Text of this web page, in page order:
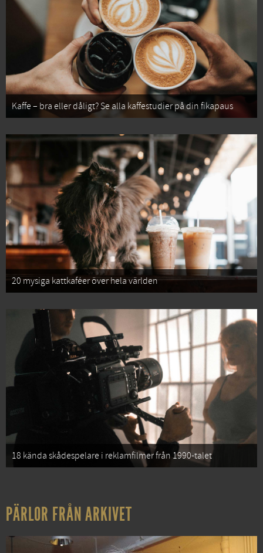
Kaffe – bra eller dåligt? Se alla kaffestudier på din fikapaus
20 mysiga kattkaféer över hela världen
18 kända skådespelare i reklamfilmer från 1990-talet
PÄRLOR FRÅN ARKIVET